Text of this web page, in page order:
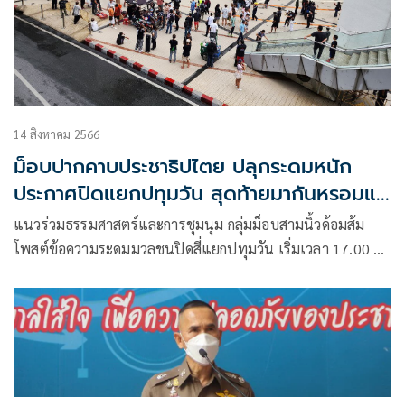
14 สิงหาคม 2566
ม็อบปากคาบประชาธิปไตย ปลุกระดมหนัก
ประกาศปิดแยกปทุมวัน สุดท้ายมากันหรอมแห
รม
แนวร่วมธรรมศาสตร์และการชุมนุม กลุ่มม็อบสามนิ้วด้อมส้ม
โพสต์ข้อความระดมมวลชนปิดสี่แยกปทุมวัน เริ่มเวลา 17.00 น.